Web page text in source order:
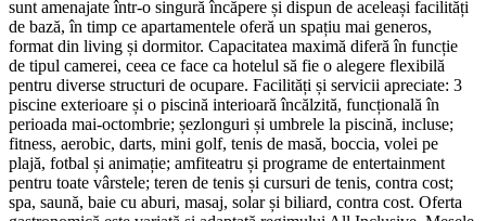
sunt amenajate într-o singură încăpere și dispun de aceleași facilități
de bază, în timp ce apartamentele oferă un spațiu mai generos,
format din living și dormitor. Capacitatea maximă diferă în funcție
de tipul camerei, ceea ce face ca hotelul să fie o alegere flexibilă
pentru diverse structuri de ocupare. Facilități și servicii apreciate: 3
piscine exterioare și o piscină interioară încălzită, funcțională în
perioada mai-octombrie; șezlonguri și umbrele la piscină, incluse;
fitness, aerobic, darts, mini golf, tenis de masă, boccia, volei pe
plajă, fotbal și animație; amfiteatru și programe de entertainment
pentru toate vârstele; teren de tenis și cursuri de tenis, contra cost;
spa, saună, baie cu aburi, masaj, solar și biliard, contra cost. Oferta